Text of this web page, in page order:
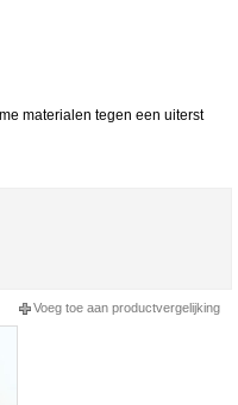
materialen tegen een uiterst
Voeg toe aan productvergelijking